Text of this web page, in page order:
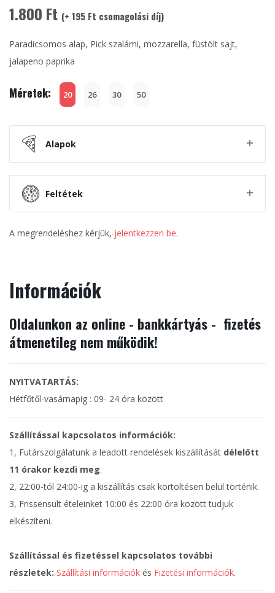
1.800 Ft (+ 195 Ft csomagolási díj)
Paradicsomos alap, Pick szalámi, mozzarella, füstölt sajt,
jalapeno paprika
Méretek: 20 26 30 50
Alapok
Feltétek
A megrendeléshez kérjük, jelentkezzen be.
Információk
Oldalunkon az online - bankkártyás - fizetés
átmenetileg nem működik!
NYITVATARTÁS:
Hétfőtől-vasárnapig : 09- 24 óra között
Szállítással kapcsolatos információk:
1, Futárszolgálatunk a leadott rendelések kiszállítását délelőtt
11 órakor kezdi meg.
2, 22:00-tól 24:00-ig a kiszállítás csak körtöltésen belül történik.
3, Frissensült ételeinket 10:00 és 22:00 óra között tudjuk
elkészíteni.
Szállítással és fizetéssel kapcsolatos további
részletek: Szállítási információk és Fizetési információk.